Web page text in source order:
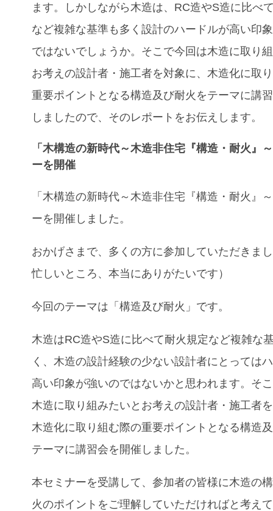
ます。しかしながら木造は、RC造やS造に比べ
など複雑な基準も多く設計のハードルが高い印
ではないでしょうか。そこで今回は木造に取り
お考えの設計者・施工者を対象に、木造化に取
重要ポイントとなる構造及び耐火をテーマに講
しましたので、そのレポートをお伝えします。
「木構造の新時代～木造非住宅『構造・耐火』
ーを開催
「木構造の新時代～木造非住宅『構造・耐火』
ーを開催しました。
おかげさまで、多くの方に参加していただきま
忙しいところ、本当にありがたいです）
今回のテーマは「構造及び耐火」です。
木造はRC造やS造に比べて耐火規定など複雑な
く、木造の設計経験の少ない設計者にとっては
高い印象が強いのではないかと思われます。そ
木造に取り組みたいとお考えの設計者・施工者
木造化に取り組む際の重要ポイントとなる構造
テーマに講習会を開催しました。
本セミナーを受講して、参加者の皆様に木造の
火のポイントをご理解していただければと考え